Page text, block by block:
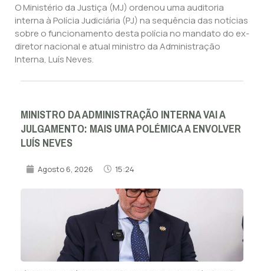
O Ministério da Justiça (MJ) ordenou uma auditoria
interna à Polícia Judiciária (PJ) na sequência das notícias
sobre o funcionamento desta polícia no mandato do ex-
diretor nacional e atual ministro da Administração
Interna, Luís Neves.
MINISTRO DA ADMINISTRAÇÃO INTERNA VAI A
JULGAMENTO: MAIS UMA POLÉMICA A ENVOLVER
LUÍS NEVES
Agosto 6, 2026 15:24